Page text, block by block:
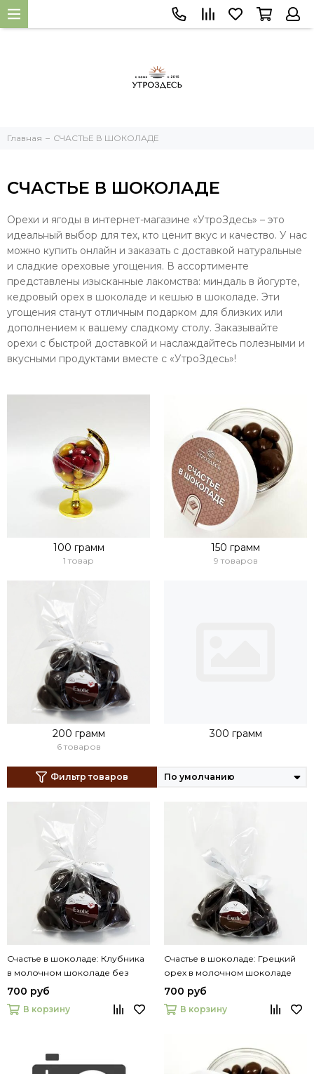
Главная СЧАСТЬЕ В ШОКОЛАДЕ
СЧАСТЬЕ В ШОКОЛАДЕ
Орехи и ягоды в интернет-магазине «УтроЗдесь» – это
идеальный выбор для тех, кто ценит вкус и качество. У нас
можно купить онлайн и заказать с доставкой натуральные
и сладкие ореховые угощения. В ассортименте
представлены изысканные лакомства: миндаль в йогурте,
кедровый орех в шоколаде и кешью в шоколаде. Эти
угощения станут отличным подарком для близких или
дополнением к вашему сладкому столу. Заказывайте
орехи с быстрой доставкой и наслаждайтесь полезными и
вкусными продуктами вместе с «УтроЗдесь»!
100 грамм
1 товар
150 грамм
9 товаров
200 грамм
6 товаров
300 грамм
Фильтр товаров
Счастье в шоколаде: Клубника
в молочном шоколаде без
сахара, 200 гр
700 руб
В корзину
Счастье в шоколаде: Грецкий
орех в молочном шоколаде
без сахара, 200 г
700 руб
В корзину